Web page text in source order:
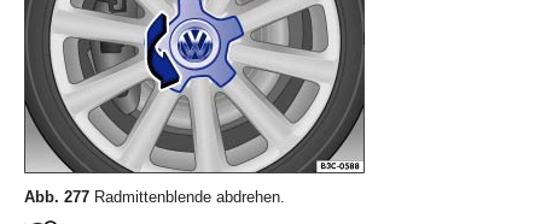
Abb. 277 Radmittenblende abdrehen.